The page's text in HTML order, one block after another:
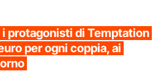
i protagonisti di Temptation
per ogni coppia, ai